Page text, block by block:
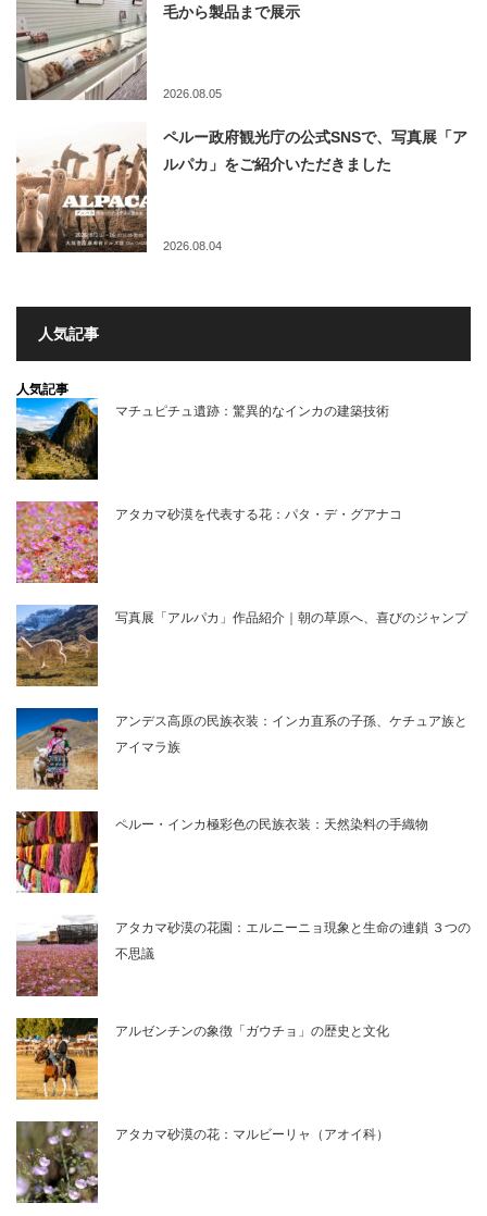
毛から製品まで展示
2026.08.05
ペルー政府観光庁の公式SNSで、写真展「ア
ルパカ」をご紹介いただきました
2026.08.04
人気記事
人気記事
マチュピチュ遺跡：驚異的なインカの建築技術
アタカマ砂漠を代表する花：パタ・デ・グアナコ
写真展「アルパカ」作品紹介｜朝の草原へ、喜びのジャンプ
アンデス高原の民族衣装：インカ直系の子孫、ケチュア族と
アイマラ族
ペルー・インカ極彩色の民族衣装：天然染料の手織物
アタカマ砂漠の花園：エルニーニョ現象と生命の連鎖 ３つの
不思議
アルゼンチンの象徴「ガウチョ」の歴史と文化
アタカマ砂漠の花：マルビーリャ（アオイ科）